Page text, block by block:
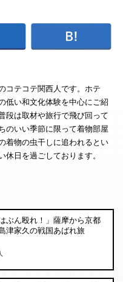
コテコテ関西人です。ホテ
低い和文化体験を中心にご紹
段は取材や旅行で飛び回って
のいい季節に限って着物部屋
着物の虫干しに追われるとい
休日を過ごしております。
ぶん殴れ！」薩摩から京都
津家久の戦国あばれ旅